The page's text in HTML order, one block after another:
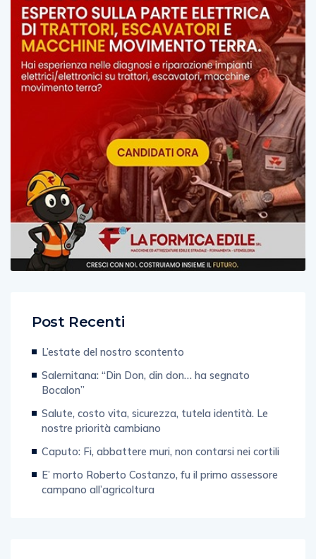
Post Recenti
L’estate del nostro scontento
Salernitana: “Din Don, din don… ha segnato
Bocalon”
Salute, costo vita, sicurezza, tutela identità. Le
nostre priorità cambiano
Caputo: Fi, abbattere muri, non contarsi nei cortili
E’ morto Roberto Costanzo, fu il primo assessore
campano all’agricoltura